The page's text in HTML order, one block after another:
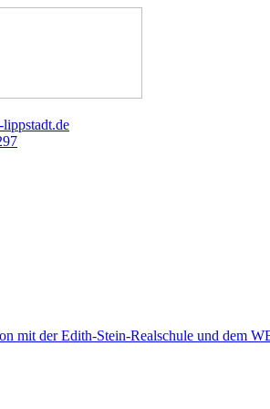
mit der Edith-Stein-Realschule und dem